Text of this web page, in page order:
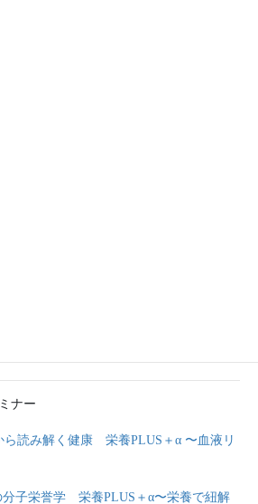
ナー
ら読み解く健康 栄養PLUS＋α 〜血液リ
分子栄誉学 栄養PLUS＋α〜栄養で紐解